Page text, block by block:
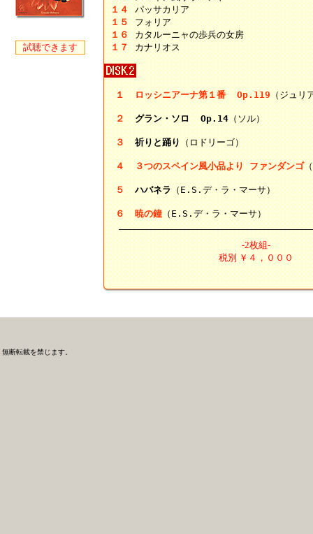
試聴できます
１４ パッサカリア
１５ フォリア
１６ カタルーニャの歩兵の女房
１７ カナリオス
１ ロッシニアーナ第１番 Op.119（ジュリ
２ グラン・ソロ Op.14（ソル）
３ 祈りと踊り（ロドリーゴ）
４ ３つのスペイン風小品より ファンダンゴ
５ ハバネラ（E.S.デ・ラ・マーサ）
６ 暁の鐘（E.S.デ・ラ・マーサ）
-2枚組-
税別 ￥４，０００
無断転載を禁じます。